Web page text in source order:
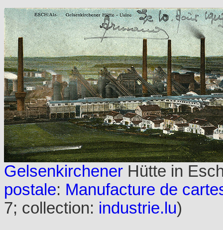
Gelsenkirchener Hütte in
postale: Manufacture de
7; collection: industrie.lu)